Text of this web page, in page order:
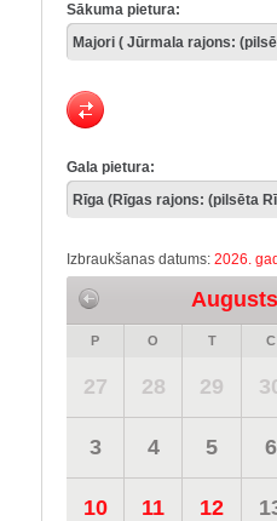
Sākuma pietura:
Gala pietura:
Izbraukšanas datums: 2026.
P O T C
27 28 29
3 4 5 6
10 11 12